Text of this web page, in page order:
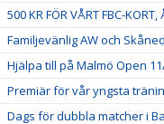
500 KR FÖR VÅRT FBC-
Familjevänlig AW och
Hjälpa till på Malmö Open
Premiär för vår yngsta
Dags för dubbla matcher i